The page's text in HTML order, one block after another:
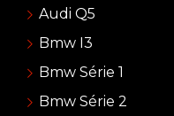
Audi Q5
Bmw I3
Bmw Série 1
Bmw Série 2